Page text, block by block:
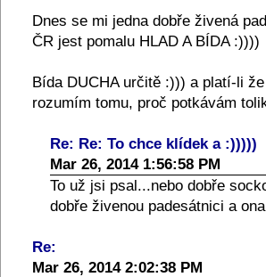
Dnes se mi jedna dobře živená
ČR jest pomalu HLAD A BÍDA :))))
Bída DUCHA určitě :))) a platí-li
rozumím tomu, proč potkávám
Re: Re: To chce klídek a :)))))
Mar 26, 2014 1:56:58 PM
To už jsi psal...nebo dobře
dobře živenou padesátnici a
Re:
Mar 26, 2014 2:02:38 PM